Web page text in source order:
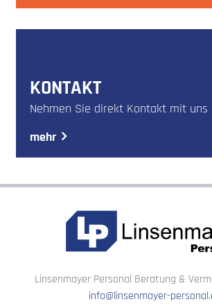
KONTAKT
Nehmen Sie direkt Kontakt mit uns
mehr
Linsenmayer Personal Beratung &
info@linsenmayer-